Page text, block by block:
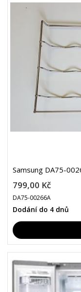
Samsung DA75-
799,00 Kč
DA75-00266A
Dodání do 4 dnů